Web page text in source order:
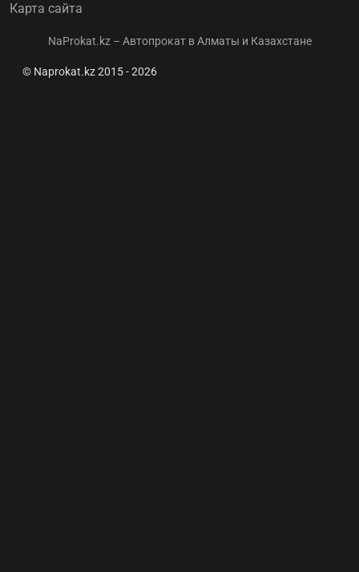
Карта сайта
NaProkat.kz – Автопрокат в Алматы и Казахстане
© Naprokat.kz 2015 - 2026